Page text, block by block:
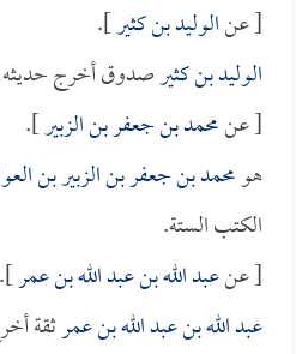
[ عنالوليد بن كثير].
الوليد بن كثيرصدوق أخرج
[ عنمحمد بن جعفر بن الزبير].
هومحمد بن جعفر بن الزبير بن
الكتب الستة.
[ عنعبد الله بن عبد الله بن عمر].
عبد الله بن عبد الله بن عمرثقة